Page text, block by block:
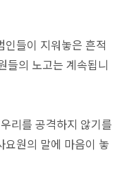
들이 지워놓은 흔적
들의 노고는 계속됩니
리를 공격하지 않기를
원의 말에 마음이 놓